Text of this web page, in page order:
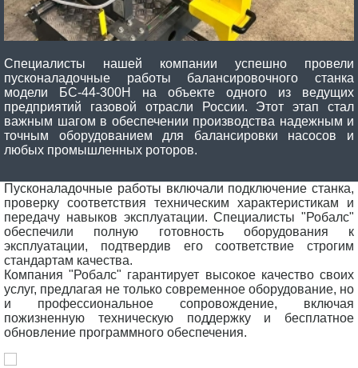
Специалисты нашей компании успешно провели
пусконаладочные работы балансировочного станка
модели БС-44-300Н на объекте одного из ведущих
предприятий газовой отрасли России. Этот этап стал
важным шагом в обеспечении производства надежным и
точным оборудованием для балансировки насосов и
любых промышленных роторов.
Пусконаладочные работы включали подключение станка,
проверку соответствия техническим характеристикам и
передачу навыков эксплуатации. Специалисты "Робалс"
обеспечили полную готовность оборудования к
эксплуатации, подтвердив его соответствие строгим
стандартам качества.
Компания "Робалс" гарантирует высокое качество своих
услуг, предлагая не только современное оборудование, но
и профессиональное сопровождение, включая
пожизненную техническую поддержку и бесплатное
обновление программного обеспечения.